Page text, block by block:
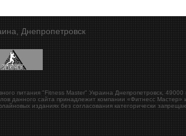
Днепропетровск
питания "Fitness Master" Украина Днепропетровск 49000
данного сайта принадлежит компании «Фитнесс Мастер»
изданиях без согласования категорически